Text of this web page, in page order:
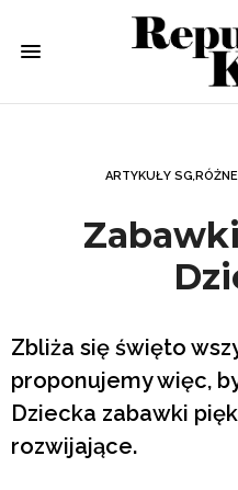
ARTYKUŁY SG,
Zbliża się święto
proponujemy więc,
Dziecka zabawki
rozwijające.